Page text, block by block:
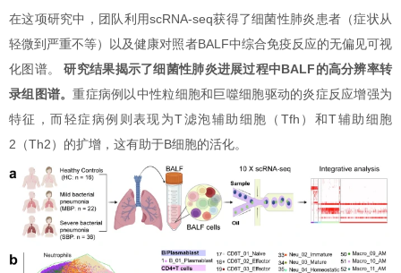
在这项研究中，团队利用scRNA-seq获得了细菌性肺炎患者（症状从
轻微到严重不等）以及健康对照者BALF中综合免疫反应的无偏见可视
化图谱。研究结果揭示了细菌性肺炎进展过程中BALF的高分辨率转
录组图谱。重症病例以中性粒细胞和巨噬细胞驱动的炎症反应增强为
特征，而轻症病例则表现为T滤泡辅助细胞（Tfh）和T辅助细胞
2（Th2）的扩增，这有助于B细胞的活化。